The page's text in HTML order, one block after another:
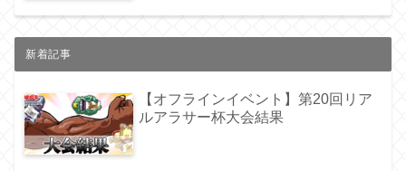
新着記事
【オフラインイベント】第20回リア
ルアラサー杯大会結果